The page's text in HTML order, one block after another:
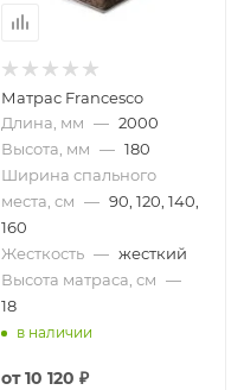
Матрас Francesco
Длина, мм — 2000
Высота, мм — 180
Ширина спального
места, см — 90, 120, 140,
160
Жесткость — жесткий
Высота матраса, см —
18
в наличии
от10 120 ₽